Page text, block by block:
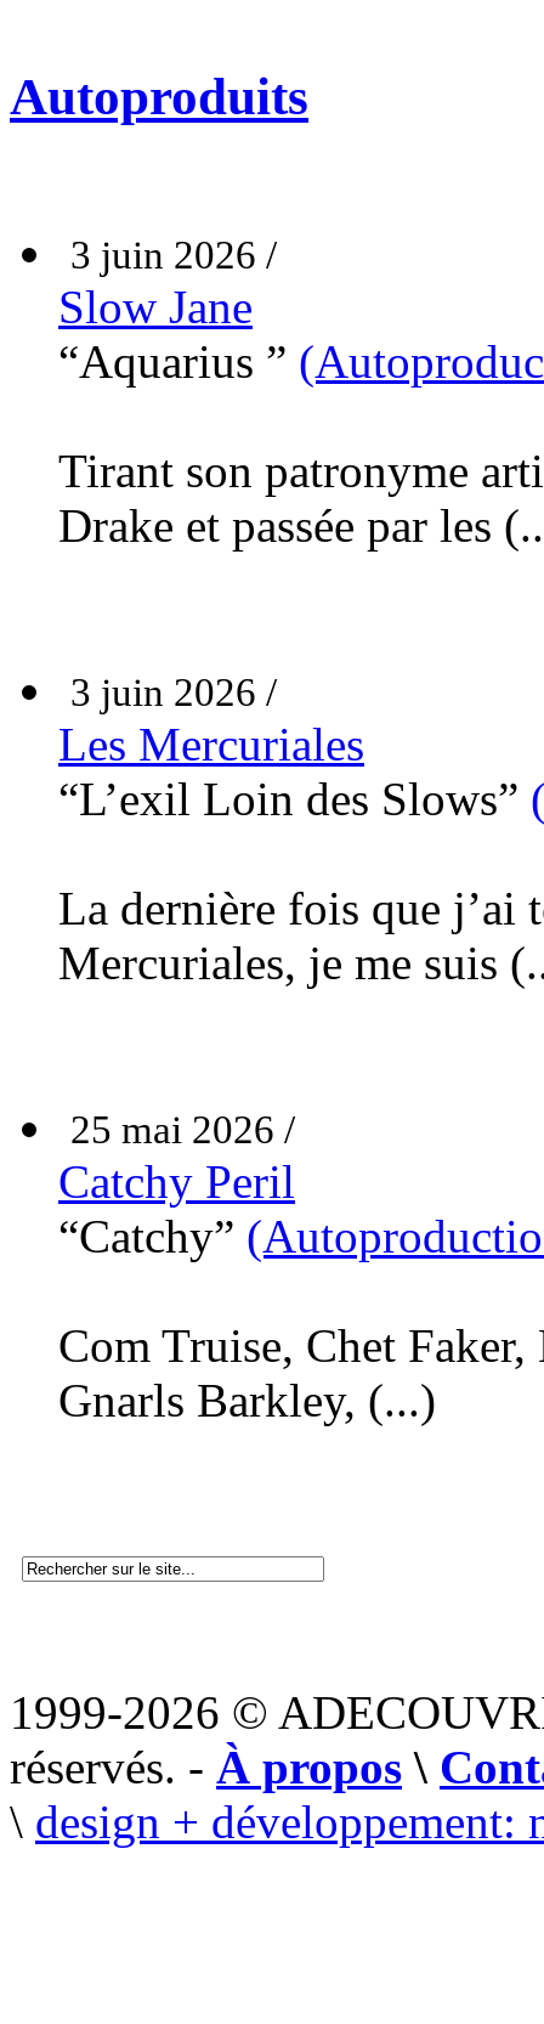
Autoproduits
3 juin 2026 /
Slow Jane
“Aquarius ”
Tirant son patronyme
Drake et passée par les
3 juin 2026 /
Les Mercuriales
“L’exil Loin des Slows”
La dernière fois que j’ai
Mercuriales, je me suis
25 mai 2026 /
Catchy Peril
“Catchy”
Com Truise, Chet
Gnarls Barkley, (...)
1999-2026 ©
réservés. - À propos \
\ design + développement: